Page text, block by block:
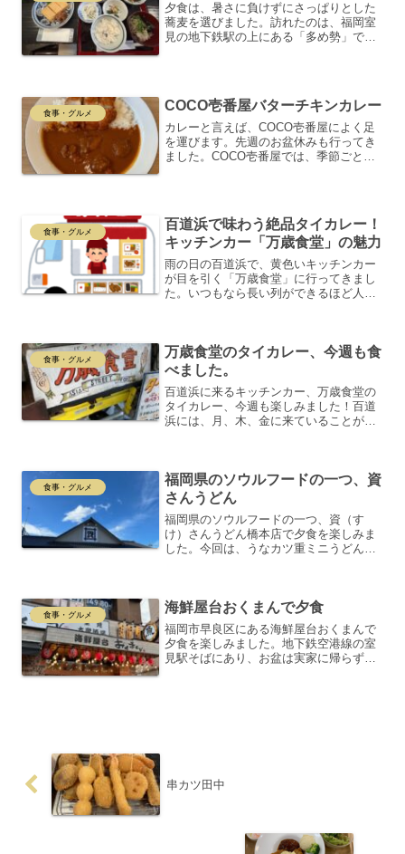
夕食は、暑さに負けずにさっぱりとした
蕎麦を選びました。訪れたのは、福岡室
見の地下鉄駅の上にある「多め勢」で
本日のオーダーは、だし巻き...
食事・グルメ COCO壱番屋バターチキンカレー
カレーと言えば、COCO壱番屋によく足
を運びます。先週のお盆休みも行ってき
ました。COCO壱番屋では、季節ごとに
が、しっかりとバタ...
食事・グルメ
百道浜で味わう絶品タイカレー！
キッチンカー「万歳食堂」の魅力
雨の日の百道浜で、黄色いキッチンカー
が目を引く「万歳食堂」に行ってきまし
た。いつもなら長い列ができるほど人気
万歳食堂のタイカレー、...
食事・グルメ
万歳食堂のタイカレー、今週も食
べました。
百道浜に来るキッチンカー、万歳食堂の
タイカレー、今週も楽しみました！百道
浜には、月、木、金に来ていることが多
す。今週は月曜日と木曜日に...
食事・グルメ
福岡県のソウルフードの一つ、資
さんうどん
福岡県のソウルフードの一つ、資（す
け）さんうどん橋本店で夕食を楽しみま
した。今回は、うなカツ重ミニうどんセ
いのですが、土用の...
食事・グルメ 海鮮屋台おくまんで夕食
福岡市早良区にある海鮮屋台おくまんで
夕食を楽しみました。地下鉄空港線の室
見駅そばにあり、お盆は実家に帰らず福
串カツ田中